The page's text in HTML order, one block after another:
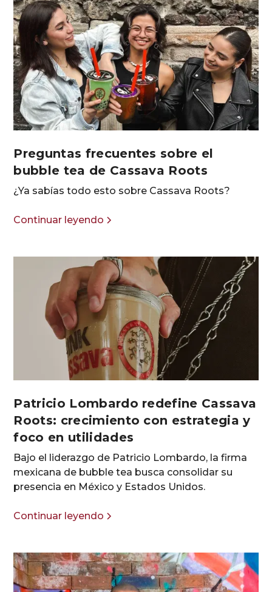
Preguntas frecuentes sobre el
bubble tea de Cassava Roots
¿Ya sabías todo esto sobre Cassava Roots?
Continuar leyendo
Patricio Lombardo redefine Cassava
Roots: crecimiento con estrategia y
foco en utilidades
Bajo el liderazgo de Patricio Lombardo, la firma
mexicana de bubble tea busca consolidar su
presencia en México y Estados Unidos.
Continuar leyendo